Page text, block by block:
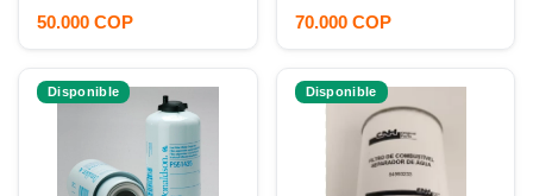
50.000 COP 70.000 COP
Disponible Disponible